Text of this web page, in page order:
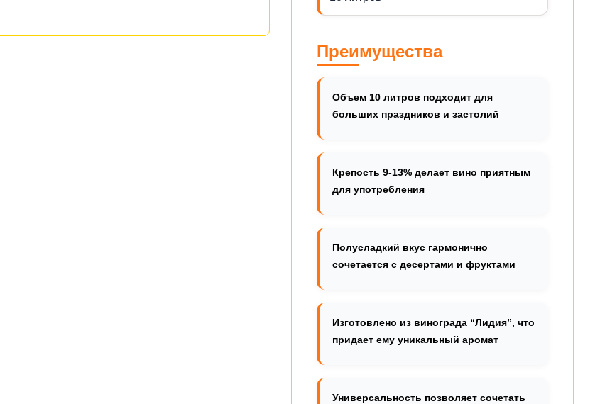
Преимущества
Объем 10 литров подходит для
больших праздников и застолий
Крепость 9-13% делает вино приятным
для употребления
Полусладкий вкус гармонично
сочетается с десертами и фруктами
Изготовлено из винограда “Лидия”, что
придает ему уникальный аромат
Универсальность позволяет сочетать